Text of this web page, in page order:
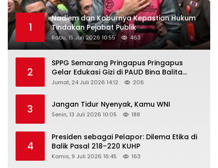
1
Nadiem dan Kaburnya Kepastian Hukum
Tindakan Pejabat Publik
Rabu, 15 Juli 2026 10:55 463
2
SPPG Semarang Pringapus Pringapus
Gelar Edukasi Gizi di PAUD Bina Balita
Peringati Hari Anak Nasional 2026
Jumat, 24 Juli 2026 14:12 206
3 Jangan Tidur Nyenyak, Kamu WNI
Senin, 13 Juli 2026 10:05 188
4
Presiden sebagai Pelapor: Dilema Etika di
Balik Pasal 218–220 KUHP
Kamis, 9 Juli 2026 16:45 163